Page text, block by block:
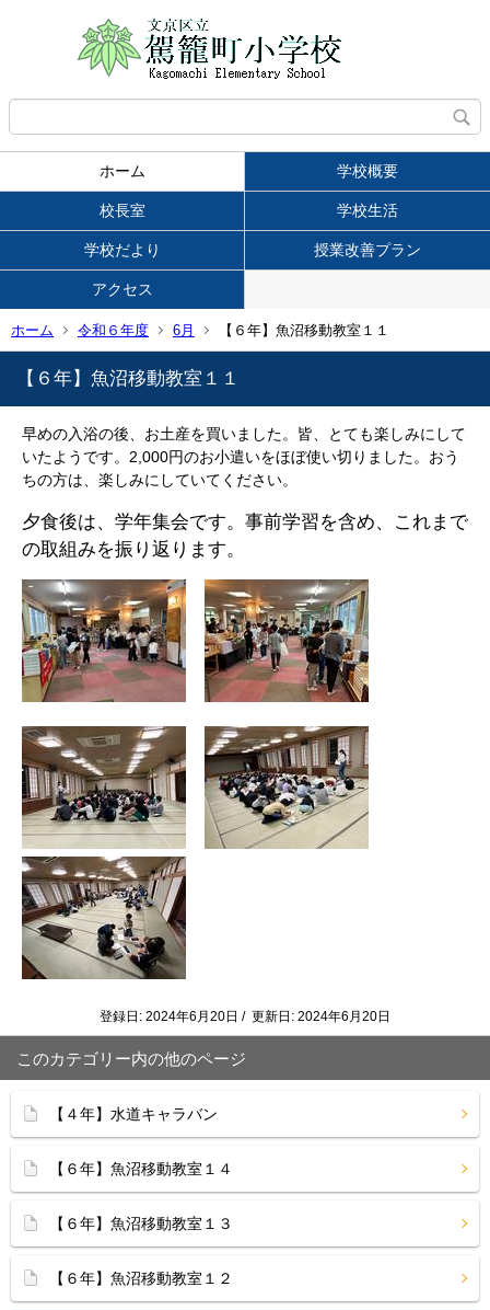
ホーム 学校概要
校長室 学校生活
学校だより 授業改善プラン
アクセス
ホーム 令和６年度 6月 【６年】魚沼移動教室１１
【６年】魚沼移動教室１１
早めの入浴の後、お土産を買いました。皆、とても楽しみにして
いたようです。2,000円のお小遣いをほぼ使い切りました。おう
ちの方は、楽しみにしていてください。
夕食後は、学年集会です。事前学習を含め、これまで
の取組みを振り返ります。
登録日: 2024年6月20日 / 更新日: 2024年6月20日
このカテゴリー内の他のページ
【４年】水道キャラバン
【６年】魚沼移動教室１４
【６年】魚沼移動教室１３
【６年】魚沼移動教室１２